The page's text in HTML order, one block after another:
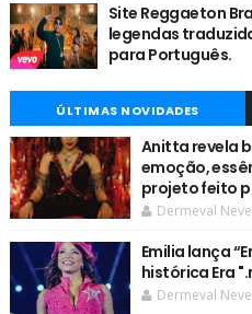
Site Reggaeton
legendas
para Português.
ÚLTIMAS NOVIDADES
Anitta revela
emoção,
projeto feito
Dermeval
Emilia lança
histórica Era
Dermeval